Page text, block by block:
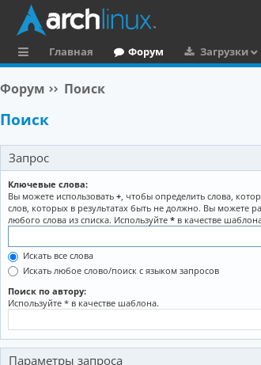
ы
л
к
и
Главная Форум Загрузки
Форум Поиск
Поиск
Запрос
Ключевые слова:
Вы можете использовать +, чтобы определить слова,
слов, которых в результатах быть не должно. Вы можете
любого слова из списка. Используйте * в качестве
Искать все слова
Искать любое слово/поиск с языком запросов
Поиск по автору:
Используйте * в качестве шаблона.
Параметры запроса